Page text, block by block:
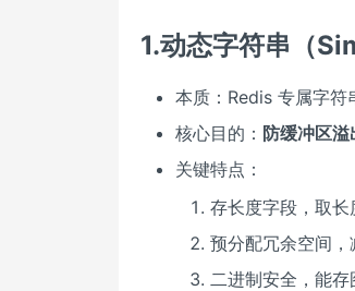
1.动态字符串（
本质：Redis 专属字
核心目的： 防缓冲区
关键特点：
存长度字段，取长
预分配冗余空间
二进制安全，能